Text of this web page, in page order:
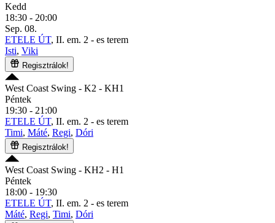
Kedd
18:30 - 20:00
Sep. 08.
ETELE ÚT, II. em. 2 - es terem
Isti, Viki
Regisztrálok!
West Coast Swing - K2 - KH1
Péntek
19:30 - 21:00
ETELE ÚT, II. em. 2 - es terem
Timi, Máté, Regi, Dóri
Regisztrálok!
West Coast Swing - KH2 - H1
Péntek
18:00 - 19:30
ETELE ÚT, II. em. 2 - es terem
Máté, Regi, Timi, Dóri